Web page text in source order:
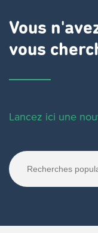
Vous
vous
Lancez ici une